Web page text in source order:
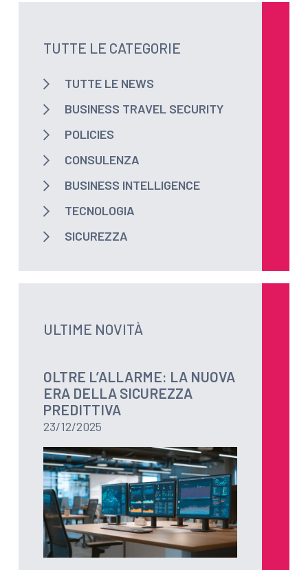
TUTTE LE CATEGORIE
TUTTE LE NEWS
BUSINESS TRAVEL SECURITY
POLICIES
CONSULENZA
BUSINESS INTELLIGENCE
TECNOLOGIA
SICUREZZA
ULTIME NOVITÀ
OLTRE L’ALLARME: LA NUOVA
ERA DELLA SICUREZZA
PREDITTIVA
23/12/2025